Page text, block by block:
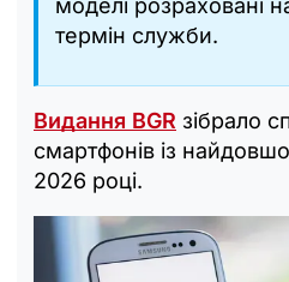
термін служби.
Видання BGR зібрало
смартфонів із
2026 році.